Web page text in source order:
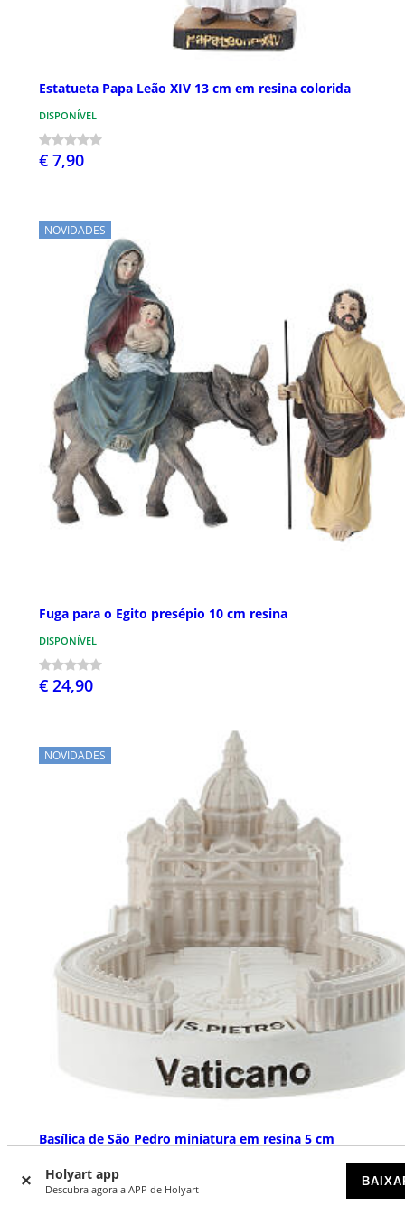
Holyart app
Descubra agora a APP de Holyart
Estatueta Papa Leão XIV 13 cm em resina colorida
DISPONÍVEL
€ 7,90
NOVIDADES
Fuga para o Egito presépio 10 cm resina
DISPONÍVEL
€ 24,90
NOVIDADES
Basílica de São Pedro miniatura em resina 5 cm